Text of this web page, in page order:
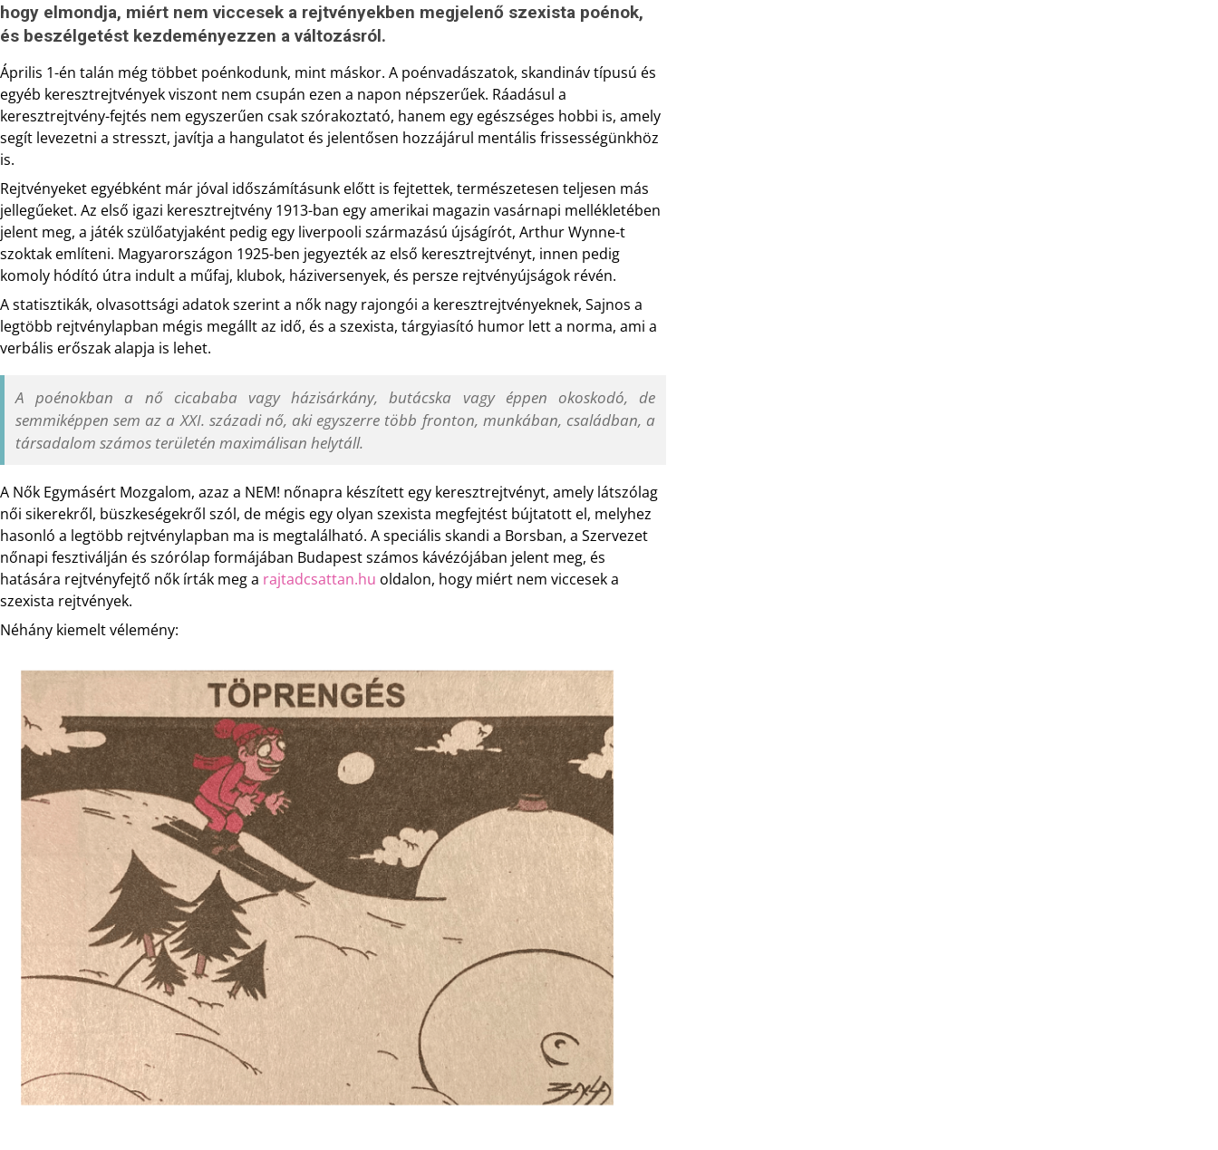
hogy elmondja, miért nem viccesek a rejtvényekben megjelenő szexista poénok,
és beszélgetést kezdeményezzen a változásról.
Április 1-én talán még többet poénkodunk, mint máskor. A poénvadászatok, skandináv típusú és
egyéb keresztrejtvények viszont nem csupán ezen a napon népszerűek. Ráadásul a
keresztrejtvény-fejtés nem egyszerűen csak szórakoztató, hanem egy egészséges hobbi is, amely
segít levezetni a stresszt, javítja a hangulatot és jelentősen hozzájárul mentális frissességünkhöz
is.
Rejtvényeket egyébként már jóval időszámításunk előtt is fejtettek, természetesen teljesen más
jellegűeket. Az első igazi keresztrejtvény 1913-ban egy amerikai magazin vasárnapi mellékletében
jelent meg, a játék szülőatyjaként pedig egy liverpooli származású újságírót, Arthur Wynne-t
szoktak említeni. Magyarországon 1925-ben jegyezték az első keresztrejtvényt, innen pedig
komoly hódító útra indult a műfaj, klubok, háziversenyek, és persze rejtvényújságok révén.
A statisztikák, olvasottsági adatok szerint a nők nagy rajongói a keresztrejtvényeknek, Sajnos a
legtöbb rejtvénylapban mégis megállt az idő, és a szexista, tárgyiasító humor lett a norma, ami a
verbális erőszak alapja is lehet.
A poénokban a nő cicababa vagy házisárkány, butácska vagy éppen okoskodó, de
semmiképpen sem az a XXI. századi nő, aki egyszerre több fronton, munkában, családban, a
társadalom számos területén maximálisan helytáll.
A Nők Egymásért Mozgalom, azaz a NEM! nőnapra készített egy keresztrejtvényt, amely látszólag
női sikerekről, büszkeségekről szól, de mégis egy olyan szexista megfejtést bújtatott el, melyhez
hasonló a legtöbb rejtvénylapban ma is megtalálható. A speciális skandi a Borsban, a Szervezet
nőnapi fesztiválján és szórólap formájában Budapest számos kávézójában jelent meg, és
hatására rejtvényfejtő nők írták meg a rajtadcsattan.hu oldalon, hogy miért nem viccesek a
szexista rejtvények.
Néhány kiemelt vélemény: